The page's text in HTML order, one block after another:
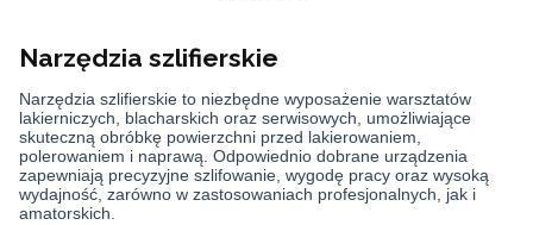
Narzędzia szlifierskie
Narzędzia szlifierskie to niezbędne wyposażenie warsztatów
lakierniczych, blacharskich oraz serwisowych, umożliwiające
skuteczną obróbkę powierzchni przed lakierowaniem,
polerowaniem i naprawą. Odpowiednio dobrane urządzenia
zapewniają precyzyjne szlifowanie, wygodę pracy oraz wysoką
wydajność, zarówno w zastosowaniach profesjonalnych, jak i
amatorskich.